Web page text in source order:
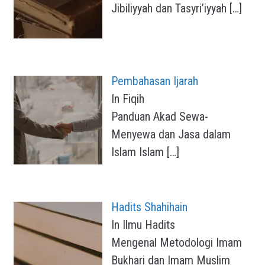
Jibiliyyah dan Tasyri’iyyah […]
Pembahasan Ijarah
In Fiqih
Panduan Akad Sewa-
Menyewa dan Jasa dalam
Islam Islam […]
Hadits Shahihain
In Ilmu Hadits
Mengenal Metodologi Imam
Bukhari dan Imam Muslim